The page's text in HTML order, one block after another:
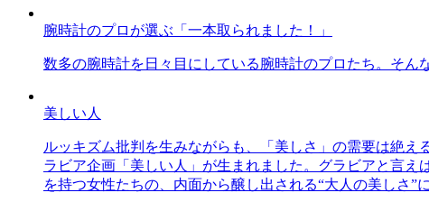
腕時計のプロが選ぶ「一本取られました！」
数多の腕時計を日々目にしている腕時計のプロたち。そん
美しい人
ルッキズム批判を生みながらも、「美しさ」の需要は絶
ラビア企画「美しい人」が生まれました。グラビアと言
を持つ女性たちの、内面から醸し出される“大人の美しさ”